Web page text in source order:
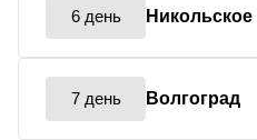
6 день Никольское
7 день Волгоград